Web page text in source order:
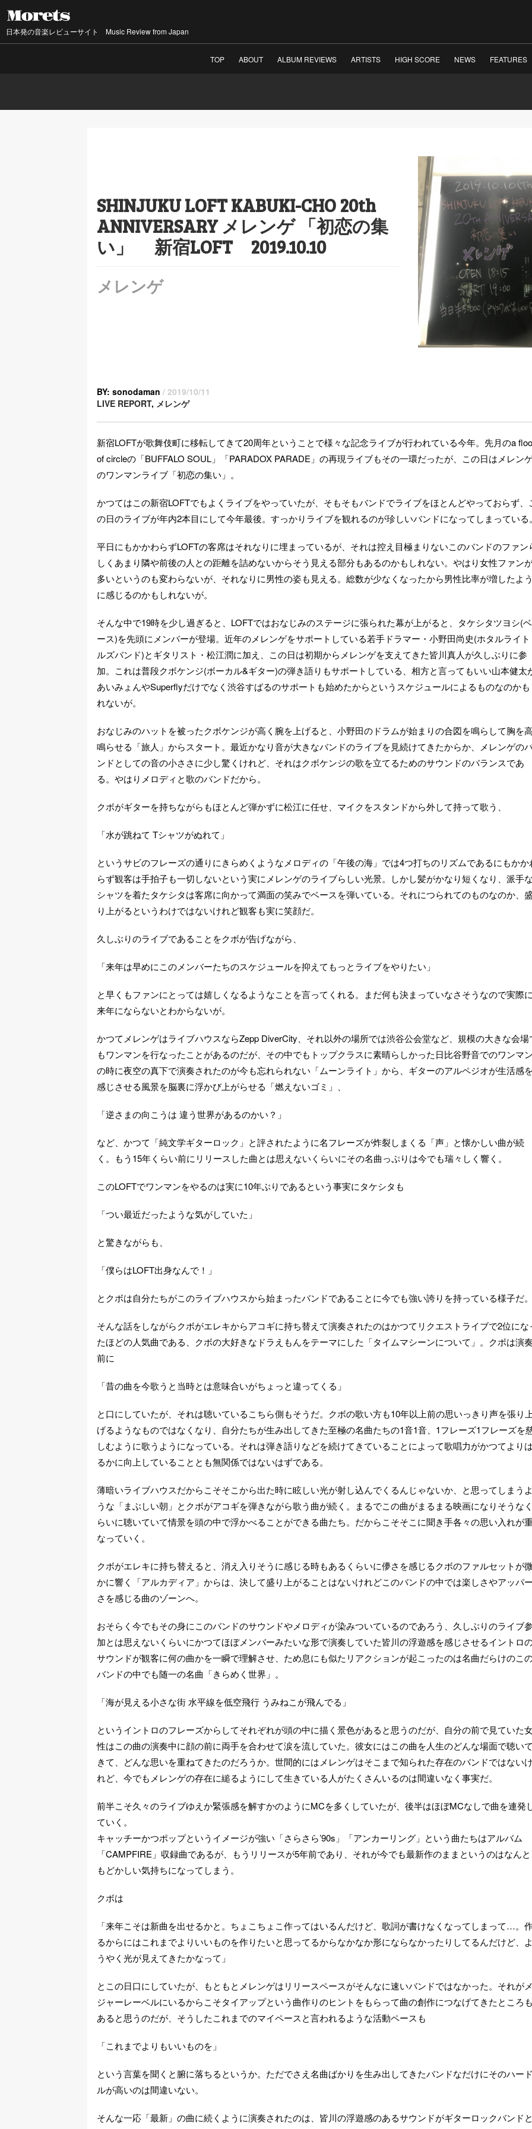
日本発の音楽レビューサイト Music Review from Japan
TOP ABOUT ALBUM REVIEWS ARTISTS HIGH SCORE NEWS FEATURES
SHINJUKU LOFT KABUKI-CHO 20th
ANNIVERSARY メレンゲ 「初恋の集
い」 新宿LOFT 2019.10.10
メレンゲ
BY: sonodaman / 2019/10/11
LIVE REPORT, メレンゲ
新宿LOFTが歌舞伎町に移転してきて20周年ということで様々な記念ライブが行われている今年。先月のa
of circleの「BUFFALO SOUL」「PARADOX PARADE」の再現ライブもその一環だったが、この日はメレン
のワンマンライブ「初恋の集い」。
かつてはこの新宿LOFTでもよくライブをやっていたが、そもそもバンドでライブをほとんどやっておらず、
の日のライブが年内2本目にして今年最後。すっかりライブを観れるのが珍しいバンドになってしまっている。
平日にもかかわらずLOFTの客席はそれなりに埋まっているが、それは控え目極まりないこのバンドのファン
しくあまり隣や前後の人との距離を詰めないからそう見える部分もあるのかもしれない。やはり女性ファン
多いというのも変わらないが、それなりに男性の姿も見える。総数が少なくなったから男性比率が増したよう
に感じるのかもしれないが。
そんな中で19時を少し過ぎると、LOFTではおなじみのステージに張られた幕が上がると、タケシタツヨシ(ベ
ース)を先頭にメンバーが登場。近年のメレンゲをサポートしている若手ドラマー・小野田尚史(ホタルライト
ルズバンド)とギタリスト・松江潤に加え、この日は初期からメレンゲを支えてきた皆川真人が久しぶりに参
加。これは普段クボケンジ(ボーカル&ギター)の弾き語りもサポートしている、相方と言ってもいい山本健太
あいみょんやSuperflyだけでなく渋谷すばるのサポートも始めたからというスケジュールによるものなのかも
れないが。
おなじみのハットを被ったクボケンジが高く腕を上げると、小野田のドラムが始まりの合図を鳴らして胸を高
鳴らせる「旅人」からスタート。最近かなり音が大きなバンドのライブを見続けてきたからか、メレンゲの
ンドとしての音の小ささに少し驚くけれど、それはクボケンジの歌を立てるためのサウンドのバランスであ
る。やはりメロディと歌のバンドだから。
クボがギターを持ちながらもほとんど弾かずに松江に任せ、マイクをスタンドから外して持って歌う、
「水が跳ねて Tシャツがぬれて」
というサビのフレーズの通りにきらめくようなメロディの「午後の海」では4つ打ちのリズムであるにもかか
らず観客は手拍子も一切しないという実にメレンゲのライブらしい光景。しかし髪がかなり短くなり、派手な
シャツを着たタケシタは客席に向かって満面の笑みでベースを弾いている。それにつられてのものなのか、盛
り上がるというわけではないけれど観客も実に笑顔だ。
久しぶりのライブであることをクボが告げながら、
「来年は早めにこのメンバーたちのスケジュールを抑えてもっとライブをやりたい」
と早くもファンにとっては嬉しくなるようなことを言ってくれる。まだ何も決まっていなさそうなので実際に
来年にならないとわからないが。
かつてメレンゲはライブハウスならZepp DiverCity、それ以外の場所では渋谷公会堂など、規模の大きな会場
もワンマンを行なったことがあるのだが、その中でもトップクラスに素晴らしかった日比谷野音でのワンマン
の時に夜空の真下で演奏されたのが今も忘れられない「ムーンライト」から、ギターのアルペジオが生活感を
感じさせる風景を脳裏に浮かび上がらせる「燃えないゴミ」、
「逆さまの向こうは 違う世界があるのかい？」
など、かつて「純文学ギターロック」と評されたように名フレーズが炸裂しまくる「声」と懐かしい曲が続
く。もう15年くらい前にリリースした曲とは思えないくらいにその名曲っぷりは今でも瑞々しく響く。
このLOFTでワンマンをやるのは実に10年ぶりであるという事実にタケシタも
「つい最近だったような気がしていた」
と驚きながらも、
「僕らはLOFT出身なんで！」
とクボは自分たちがこのライブハウスから始まったバンドであることに今でも強い誇りを持っている様子だ。
そんな話をしながらクボがエレキからアコギに持ち替えて演奏されたのはかつてリクエストライブで2位にな
たほどの人気曲である、クボの大好きなドラえもんをテーマにした「タイムマシーンについて」。クボは演奏
前に
「昔の曲を今歌うと当時とは意味合いがちょっと違ってくる」
と口にしていたが、それは聴いているこちら側もそうだ。クボの歌い方も10年以上前の思いっきり声を張り上
げるようなものではなくなり、自分たちが生み出してきた至極の名曲たちの1音1音、1フレーズ1フレーズを
しむように歌うようになっている。それは弾き語りなどを続けてきていることによって歌唱力がかつてよりは
るかに向上していることとも無関係ではないはずである。
薄暗いライブハウスだからこそそこから出た時に眩しい光が射し込んでくるんじゃないか、と思ってしまうよ
うな「まぶしい朝」とクボがアコギを弾きながら歌う曲が続く。まるでこの曲がまるまる映画になりそうなく
らいに聴いていて情景を頭の中で浮かべることができる曲たち。だからこそそこに聞き手各々の思い入れが
なっていく。
クボがエレキに持ち替えると、消え入りそうに感じる時もあるくらいに儚さを感じるクボのファルセットが微
かに響く「アルカディア」からは、決して盛り上がることはないけれどこのバンドの中では楽しさやアッパー
さを感じる曲のゾーンへ。
おそらく今でもその身にこのバンドのサウンドやメロディが染みついているのであろう、久しぶりのライブ参
加とは思えないくらいにかつてほぼメンバーみたいな形で演奏していた皆川の浮遊感を感じさせるイントロ
サウンドが観客に何の曲かを一瞬で理解させ、ため息にも似たリアクションが起こったのは名曲だらけのこ
バンドの中でも随一の名曲「きらめく世界」。
「海が見える小さな街 水平線を低空飛行 うみねこが飛んでる」
というイントロのフレーズからしてそれぞれが頭の中に描く景色があると思うのだが、自分の前で見ていた
性はこの曲の演奏中に顔の前に両手を合わせて涙を流していた。彼女にはこの曲を人生のどんな場面で聴いて
きて、どんな思いを重ねてきたのだろうか。世間的にはメレンゲはそこまで知られた存在のバンドではないけ
れど、今でもメレンゲの存在に縋るようにして生きている人がたくさんいるのは間違いなく事実だ。
前半こそ久々のライブゆえか緊張感を解すかのようにMCを多くしていたが、後半はほぼMCなしで曲を連発
ていく。
キャッチーかつポップというイメージが強い「さらさら’90s」「アンカーリング」という曲たちはアルバム
「CAMPFIRE」収録曲であるが、もうリリースが5年前であり、それが今でも最新作のままというのはなんと
もどかしい気持ちになってしまう。
クボは
「来年こそは新曲を出せるかと。ちょこちょこ作ってはいるんだけど、歌詞が書けなくなってしまって…。
るからにはこれまでよりいいものを作りたいと思ってるからなかなか形にならなかったりしてるんだけど、よ
うやく光が見えてきたかなって」
とこの日口にしていたが、もともとメレンゲはリリースペースがそんなに速いバンドではなかった。それがメ
ジャーレーベルにいるからこそタイアップという曲作りのヒントをもらって曲の創作につなげてきたところも
あると思うのだが、そうしたこれまでのマイペースと言われるような活動ペースも
「これまでよりもいいものを」
という言葉を聞くと腑に落ちるというか。ただでさえ名曲ばかりを生み出してきたバンドなだけにそのハード
ルが高いのは間違いない。
そんな一応「最新」の曲に続くように演奏されたのは、皆川の浮遊感のあるサウンドがギターロックバンドと